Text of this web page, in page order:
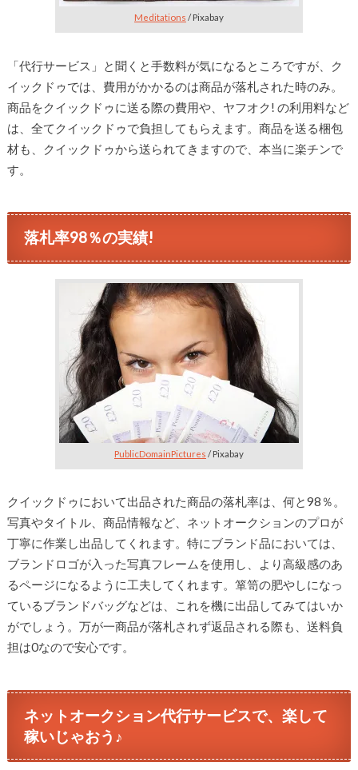
Meditations / Pixabay
「代行サービス」と聞くと手数料が気になるところですが、ク
イックドゥでは、費用がかかるのは商品が落札された時のみ。
商品をクイックドゥに送る際の費用や、ヤフオク! の利用料など
は、全てクイックドゥで負担してもらえます。商品を送る梱包
材も、クイックドゥから送られてきますので、本当に楽チンで
す。
落札率98％の実績!
PublicDomainPictures / Pixabay
クイックドゥにおいて出品された商品の落札率は、何と98％。
写真やタイトル、商品情報など、ネットオークションのプロが
丁寧に作業し出品してくれます。特にブランド品においては、
ブランドロゴが入った写真フレームを使用し、より高級感のあ
るページになるように工夫してくれます。箪笥の肥やしになっ
ているブランドバッグなどは、これを機に出品してみてはいか
がでしょう。万が一商品が落札されず返品される際も、送料負
担は0なので安心です。
ネットオークション代行サービスで、楽して
稼いじゃおう♪